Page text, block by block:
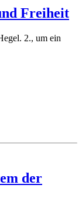
Freiheit
2., um ein
der